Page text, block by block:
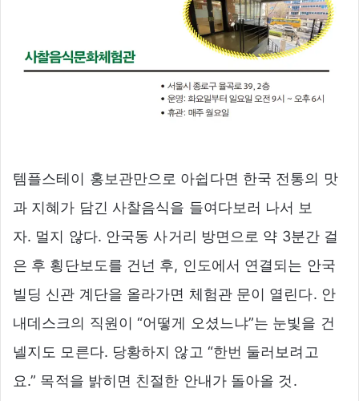
템플스테이 홍보관만으로 아쉽다면 한국 전통의 맛
과 지혜가 담긴 사찰음식을 들여다보러 나서 보
자. 멀지 않다. 안국동 사거리 방면으로 약 3분간 걸
은 후 횡단보도를 건넌 후, 인도에서 연결되는 안국
빌딩 신관 계단을 올라가면 체험관 문이 열린다. 안
내데스크의 직원이 “어떻게 오셨느냐”는 눈빛을 건
넬지도 모른다. 당황하지 않고 “한번 둘러보려고
요.” 목적을 밝히면 친절한 안내가 돌아올 것.